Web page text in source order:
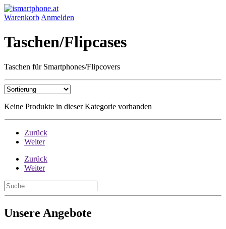
Warenkorb Anmelden
Taschen/Flipcases
Taschen für Smartphones/Flipcovers
Keine Produkte in dieser Kategorie vorhanden
Zurück
Weiter
Zurück
Weiter
Unsere Angebote